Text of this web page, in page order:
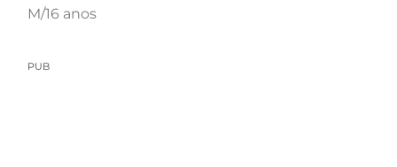
M/16 anos
PUB